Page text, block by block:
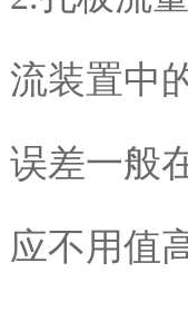
流装置中
误差一般
应不用值